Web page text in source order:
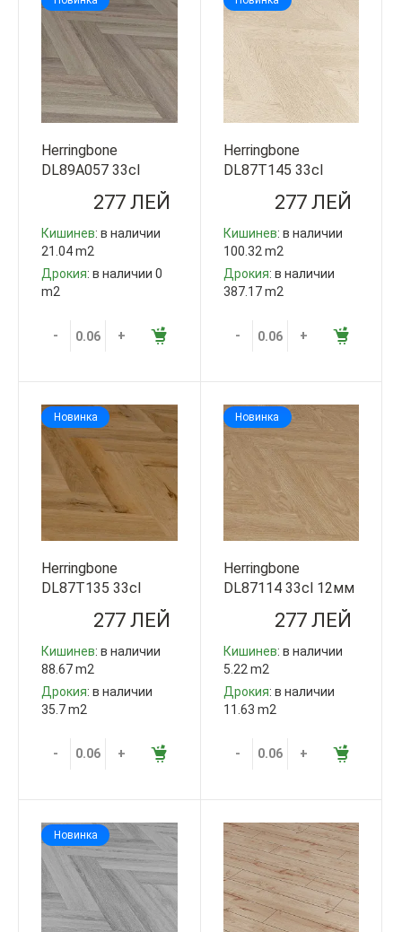
Herringbone
DL89A057 33cl
12мм V4 Step Guard
277 ЛЕЙ
Кишинев: в наличии
21.04 m2
Дрокия: в наличии 0
m2
- +
Herringbone
DL87T145 33cl
12мм V4 Step Guard
277 ЛЕЙ
Кишинев: в наличии
100.32 m2
Дрокия: в наличии
387.17 m2
- +
Новинка
Herringbone
DL87T135 33cl
12мм V4 Step Guard
277 ЛЕЙ
Кишинев: в наличии
88.67 m2
Дрокия: в наличии
35.7 m2
- +
Новинка
Herringbone
DL87114 33cl 12мм
277 ЛЕЙ
Кишинев: в наличии
5.22 m2
Дрокия: в наличии
11.63 m2
- +
Новинка